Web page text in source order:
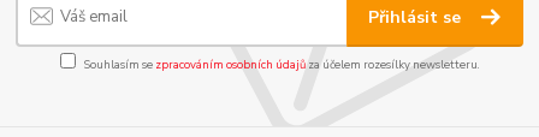
Přihlásit se
Souhlasím se zpracováním osobních údajůza účelem rozesílky newsletteru.